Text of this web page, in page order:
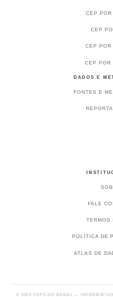
CEP POR
CEP
CEP POR
CEP POR
DADOS E
FONTES E
FALE
TERMOS
POLÍTICA DE
ATLAS DE
© 2026 CEPS DO BRASIL —